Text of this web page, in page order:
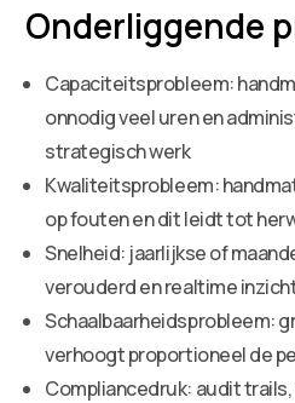
Onderliggende
Capaciteitsprobleem:
onnodig veel uren en
strategisch werk
Kwaliteitsprobleem:
op fouten en dit leidt tot
Snelheid: jaarlijkse of
verouderd en realtime
Schaalbaarheidsprobleem:
verhoogt proportioneel de
Compliancedruk: audit